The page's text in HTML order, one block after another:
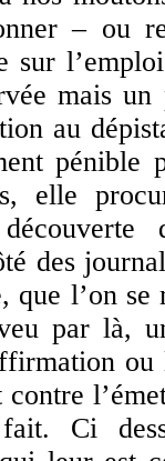
– ou
sur
mais
au
pénible
elle
des
que l’on
par là,
ou
Ci